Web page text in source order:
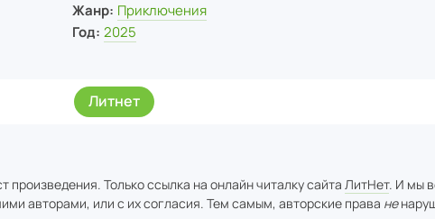
Жанр: Приключения
Год: 2025
Литнет
произведения. Только ссылка на онлайн читалку сайта ЛитНет. И мы
авторами, или с их согласия. Тем самым, авторские права не